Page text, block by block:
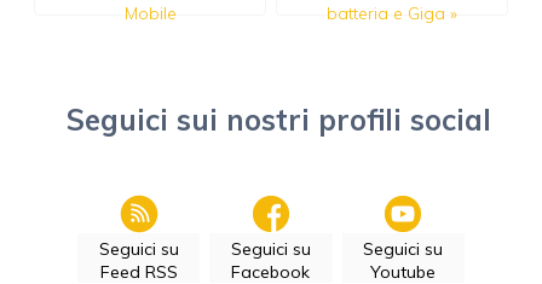
Mobile
batteria e Giga »
Seguici sui nostri profili social
Seguici su
Feed RSS
Seguici su
Facebook
Seguici su
Youtube